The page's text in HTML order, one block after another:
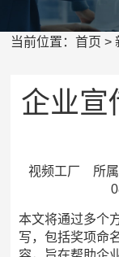
当前位置：首页 >
企业宣
视频工厂 所
本文将通过多个
写，包括奖项命